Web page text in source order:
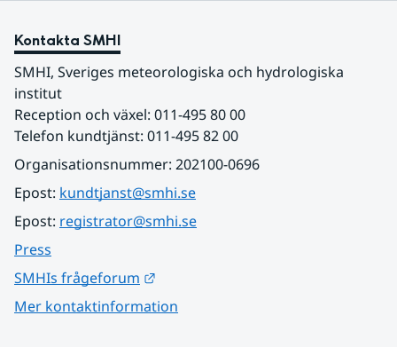
Kontakta SMHI
SMHI, Sveriges meteorologiska och hydrologiska
institut
Reception och växel: 011-495 80 00
Telefon kundtjänst: 011-495 82 00
Organisationsnummer: 202100-0696
Epost: kundtjanst@smhi.se
Epost: registrator@smhi.se
Press
SMHIs frågeforum
Mer kontaktinformation